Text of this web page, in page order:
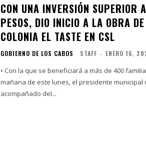
CON UNA INVERSIÓN SUPERIOR
PESOS, DIO INICIO A LA OBRA
COLONIA EL TASTE EN CSL
GOBIERNO DE LOS CABOS STAFF - ENERO 16,
• Con la que se beneficiará a más de 400 familias. Los Cabos, B.C.S., 16 enero
mañana de este lunes, el presidente municipal
acompañado del...